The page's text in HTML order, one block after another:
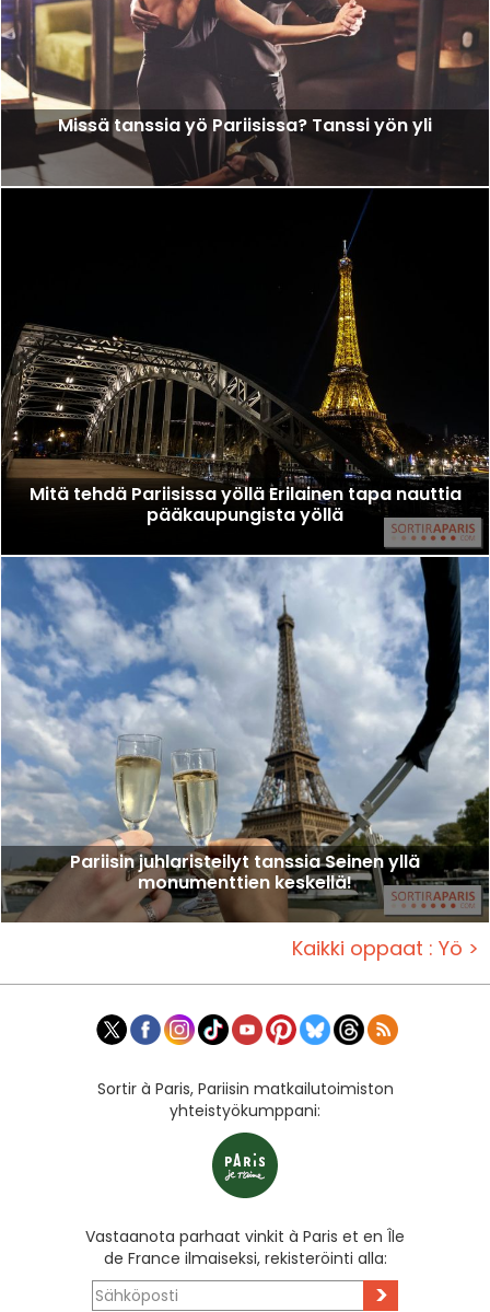
Missä tanssia yö Pariisissa? Tanssi yön yli
Mitä tehdä Pariisissa yöllä Erilainen tapa nauttia
pääkaupungista yöllä
Pariisin juhlaristeilyt tanssia Seinen yllä
monumenttien keskellä!
Kaikki oppaat : Yö >
Sortir à Paris, Pariisin matkailutoimiston
yhteistyökumppani:
Vastaanota parhaat vinkit à Paris et en Île
de France ilmaiseksi, rekisteröinti alla:
>